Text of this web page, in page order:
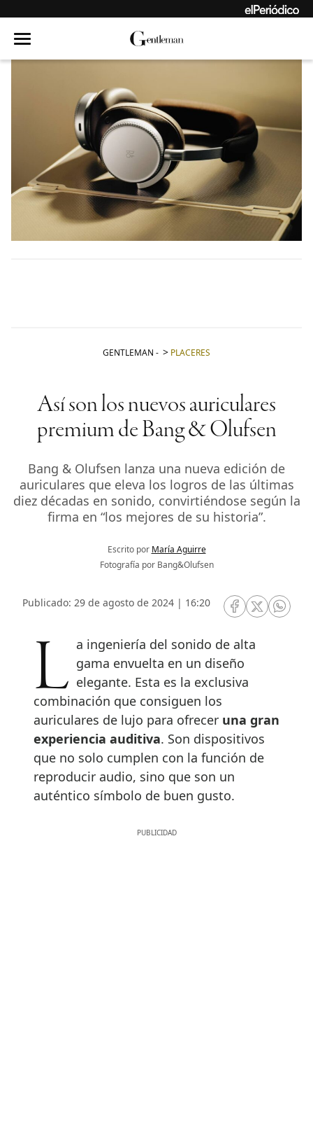
GENTLEMAN - PLACERES
Así son los nuevos auriculares
premium de Bang & Olufsen
Bang & Olufsen lanza una nueva edición de
auriculares que eleva los logros de las últimas
diez décadas en sonido, convirtiéndose según la
firma en “los mejores de su historia”.
Escrito por María Aguirre
Fotografía por Bang&Olufsen
Publicado: 29 de agosto de 2024 | 16:20
RRSS Facebook
RRSSRRSS
La ingeniería del sonido de alta gama envuelta en un diseño
elegante. Esta es la exclusiva
combinación que consiguen los
auriculares de lujo para ofrecer una gran
experiencia auditiva. Son dispositivos
que no solo cumplen con la función de
reproducir audio, sino que son un
auténtico símbolo de buen gusto.